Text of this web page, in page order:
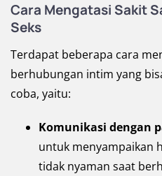
Cara Mengatasi Sakit
Seks
Terdapat beberapa cara
berhubungan intim yang
coba, yaitu:
Komunikasi dengan
untuk menyampaikan
tidak nyaman saat